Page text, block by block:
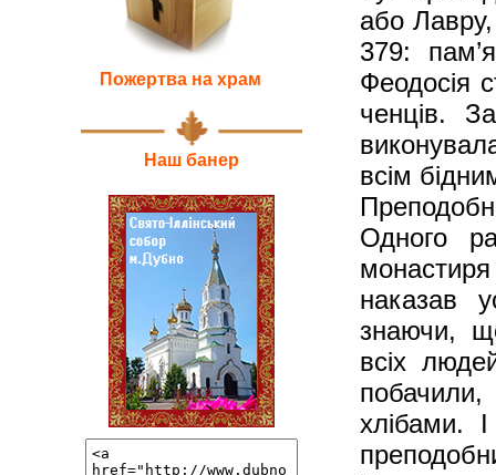
Пожертва на храм
Наш банер
або
379:
Феодосія
ченців.
всім
Одного
наказав
знаючи,
всіх
хлібами.